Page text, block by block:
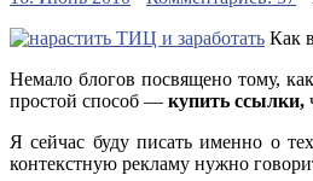
Как
Немало блогов посвящено тому,
простой способ — купить ссылки,
Я сейчас буду писать именно о
контекстную рекламу нужно